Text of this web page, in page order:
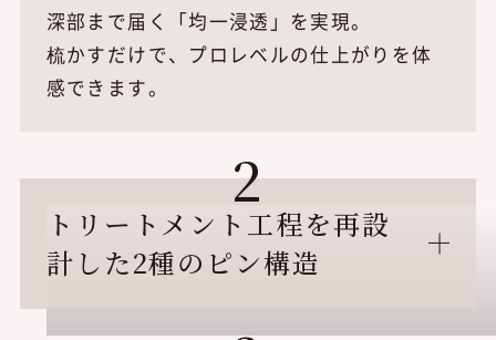
深部まで届く「均一浸透」を実現。
梳かすだけで、プロレベルの仕上がりを体
感できます。
2
トリートメント工程を再設
計した2種のピン構造